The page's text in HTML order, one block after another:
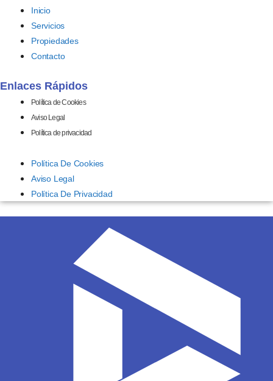
Inicio
Servicios
Propiedades
Contacto
Enlaces Rápidos
Política de Cookies
Aviso Legal
Política de privacidad
Política De Cookies
Aviso Legal
Política De Privacidad